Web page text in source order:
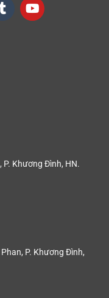
Khương Đình, HN.
P. Khương Đình,